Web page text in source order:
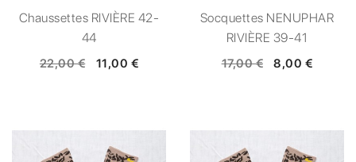
Chaussettes RIVIÈRE 42-
44
22,00 € 11,00 €
Socquettes NENUPHAR
RIVIÈRE 39-41
17,00 € 8,00 €